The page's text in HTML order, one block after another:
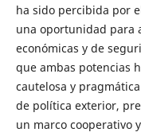
ha sido percibida por
una oportunidad para
económicas y de
que ambas potencias
cautelosa y
de política exterior,
un marco cooperativo